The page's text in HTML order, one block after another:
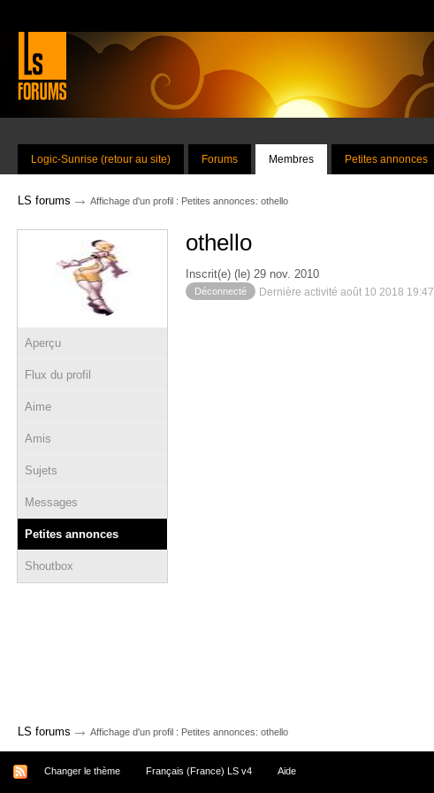
Logic-Sunrise (retour au site) Forums Membres Petites annonces
LS forums → Affichage d'un profil : Petites annonces: othello
Aperçu
Flux du profil
Aime
Amis
Sujets
Messages
Petites annonces
Shoutbox
othello
Inscrit(e) (le) 29 nov. 2010
Déconnecté Dernière activité août 10 2018 19:47
LS forums → Affichage d'un profil : Petites annonces: othello
Changer le thème Français (France) LS v4 Aide